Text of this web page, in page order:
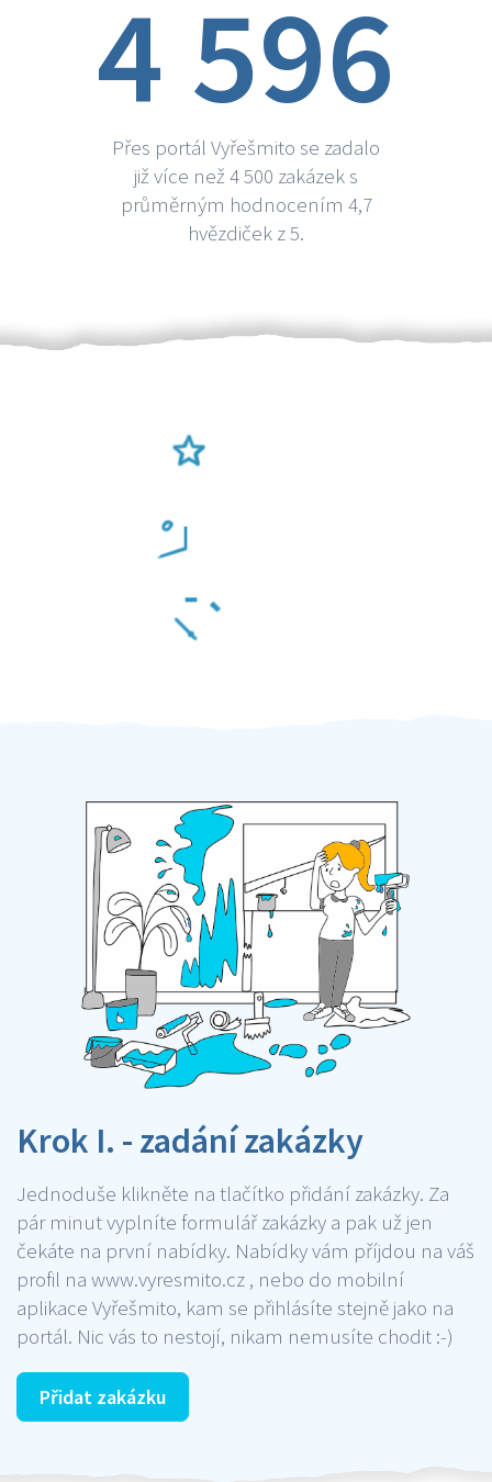
4 596
Přes portál Vyřešmito se zadalo
již více než 4 500 zakázek s
průměrným hodnocením 4,7
hvězdiček z 5.
Krok I. - zadání zakázky
Jednoduše klikněte na tlačítko přidání zakázky. Za
pár minut vyplníte formulář zakázky a pak už jen
čekáte na první nabídky. Nabídky vám příjdou na váš
profil na www.vyresmito.cz , nebo do mobilní
aplikace Vyřešmito, kam se přihlásíte stejně jako na
portál. Nic vás to nestojí, nikam nemusíte chodit :-)
Přidat zakázku